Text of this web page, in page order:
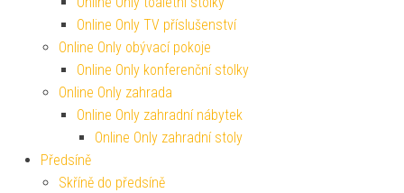
Online Only TV příslušenství
Online Only obývací pokoje
Online Only konferenční stolky
Online Only zahrada
Online Only zahradní nábytek
Online Only zahradní stoly
Předsíně
Skříně do předsíně